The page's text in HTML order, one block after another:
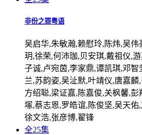
非份之罪粤语
吴启华,朱敏瀚,赖慰玲,陈炜,吴
玥,徐荣,何沛珈,贝安琪,戴祖仪,
子诚,卢宛茵,李家鼎,谭凯琪,邓
兰,苏韵姿,吴沚默,叶靖仪,唐嘉麟
方绍聪,梁证嘉,陈嘉俊,关枫馨,
塚,蔡志恩,罗皓谊,陈俊坚,吴天佑
徐文浩,张彦博,翟锋
全25集